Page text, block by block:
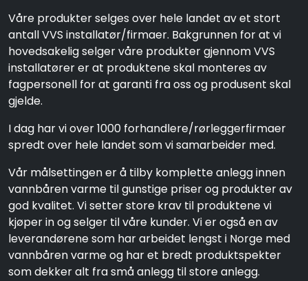
Våre produkter selges over hele landet av et stort
antall VVS installatør/firmaer. Bakgrunnen for at vi
hovedsakelig selger våre produkter gjennom VVS
installatører er at produktene skal monteres av
fagpersonell for at garanti fra oss og produsent skal
gjelde.
I dag har vi over 1000 forhandlere/rørleggerfirmaer
spredt over hele landet som vi samarbeider med.
Vår målsettingen er å tilby komplette anlegg innen
vannbåren varme til gunstige priser og produkter av
god kvalitet. Vi setter store krav til produktene vi
kjøper in og selger til våre kunder. Vi er også en av
leverandørene som har arbeidet lengst i Norge med
vannbåren varme og har et bredt produktspekter
som dekker alt fra små anlegg til store anlegg.